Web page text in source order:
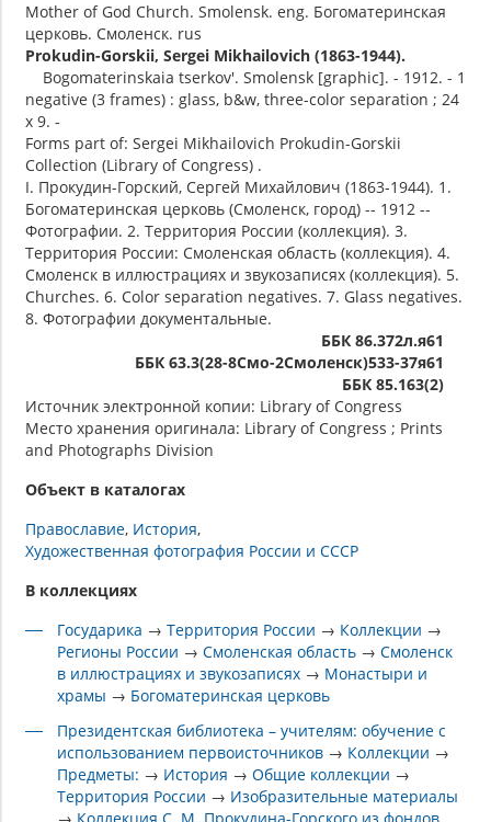
Mother of God Church. Smolensk. eng. Богоматеринская
церковь. Смоленск. rus
Prokudin-Gorskii, Sergei Mikhailovich (1863-1944).
Bogomaterinskaia tserkov'. Smolensk [graphic]. - 1912. - 1
negative (3 frames) : glass, b&w, three-color separation ; 24
x 9. -
Forms part of: Sergei Mikhailovich Prokudin-Gorskii
Collection (Library of Congress) .
I. Прокудин-Горский, Сергей Михайлович (1863-1944). 1.
Богоматеринская церковь (Смоленск, город) -- 1912 --
Фотографии. 2. Территория России (коллекция). 3.
Территория России: Смоленская область (коллекция). 4.
Смоленск в иллюстрациях и звукозаписях (коллекция). 5.
Churches. 6. Color separation negatives. 7. Glass negatives.
8. Фотографии документальные.
ББК 86.372л.я61
ББК 63.3(28-8Смо-2Смоленск)533-37я61
ББК 85.163(2)
Источник электронной копии: Library of Congress
Место хранения оригинала: Library of Congress ; Prints
and Photographs Division
Объект в каталогах
Православие История
Художественная фотография России и СССР
В коллекциях
Государика →Территория России → Коллекции →
Регионы России →Смоленская область →Смоленск
в иллюстрациях и звукозаписях → Монастыри и
храмы → Богоматеринская церковь
Президентская библиотека – учителям: обучение с
использованием первоисточников → Коллекции →
Предметы: → История →Общие коллекции →
Территория России → Изобразительные материалы